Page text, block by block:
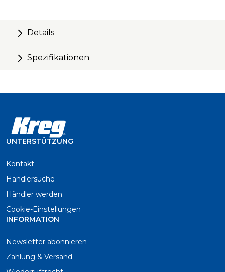
Geeignet für 12-mm-Material und schmales Material
Taschenlochschrauben
Bohrer weniger Material abträgt
Details
Spezifikationen
UNTERSTÜTZUNG
Kontakt
Händlersuche
Händler werden
Cookie-Einstellungen
INFORMATION
Newsletter abonnieren
Zahlung & Versand